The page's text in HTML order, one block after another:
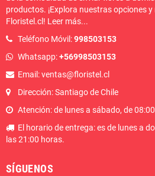
productos. ¡Explora nuestras opciones
Floristel.cl! Leer más...
Teléfono Móvil:998503153
Whatsapp:+56998503153
Email: ventas@floristel.cl
Dirección: Santiago de Chile
Atención: de lunes a sábado, de
El horario de entrega: es de lunes a
las 21:00 horas.
SÍGUENOS